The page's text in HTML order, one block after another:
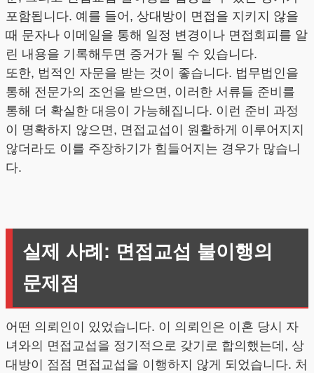
포함됩니다. 예를 들어, 상대방이 면접을 지키지 않을
때 문자나 이메일을 통해 일정 변경이나 면접회피를 알
린 내용을 기록해두면 증거가 될 수 있습니다.
또한, 법적인 자문을 받는 것이 좋습니다. 법무법인을
통해 전문가의 조언을 받으면, 이러한 서류들 준비를
통해 더 확실한 대응이 가능해집니다. 이런 준비 과정
이 명확하지 않으면, 면접교섭이 원활하게 이루어지지
않더라도 이를 주장하기가 힘들어지는 경우가 많습니
다.
실제 사례: 면접교섭 불이행의
문제점
어떤 의뢰인이 있었습니다. 이 의뢰인은 이혼 당시 자
녀와의 면접교섭을 정기적으로 갖기로 합의했는데, 상
대방이 점점 면접교섭을 이행하지 않게 되었습니다. 처